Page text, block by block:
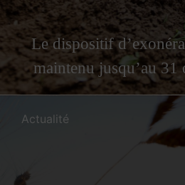
Le dispositif
maintenu jusqu’au 31
Actualité